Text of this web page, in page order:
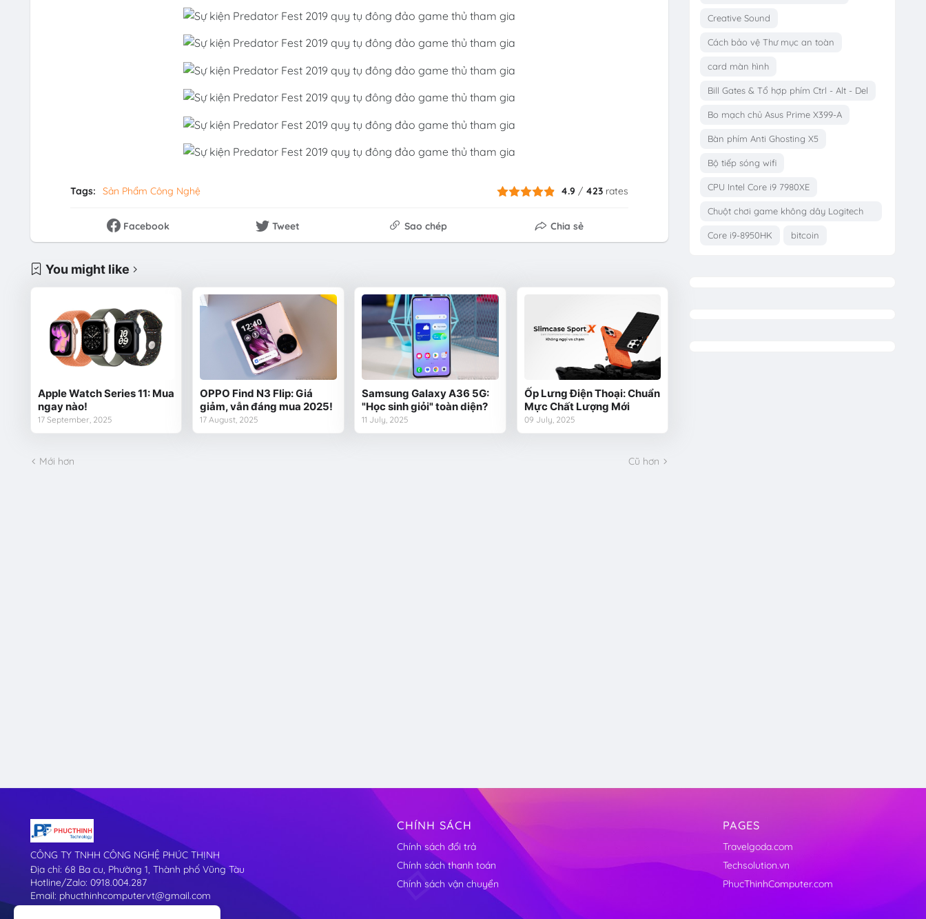
Tags: Sản Phẩm Công Nghệ 4.9 / 423 rates
Facebook Tweet Sao chép Chia sẻ
You might like
Apple Watch Series 11: Mua
ngay nào!
17 September, 2025
OPPO Find N3 Flip: Giá
giảm, vẫn đáng mua 2025!
17 August, 2025
Samsung Galaxy A36 5G:
"Học sinh giỏi" toàn diện?
11 July, 2025
Ốp Lưng Điện Thoại: Chuẩn
Mực Chất Lượng Mới
09 July, 2025
Mới hơn Cũ hơn
Creative Sound
Cách bảo vệ Thư mục an toàn
card màn hình
Bill Gates & Tổ hợp phím Ctrl - Alt - Del
Bo mạch chủ Asus Prime X399-A
Bàn phím Anti Ghosting X5
Bộ tiếp sóng wifi
CPU Intel Core i9 7980XE
Chuột chơi game không dây Logitech
G703
Core i9-8950HK bitcoin
CÔNG TY TNHH CÔNG NGHỆ PHÚC THỊNH
Địa chỉ: 68 Ba cu, Phường 1, Thành phố Vũng Tàu
Hotline/Zalo: 0918.004.287
Email: phucthinhcomputervt@gmail.com
CHÍNH SÁCH
Chính sách đổi trả
Chính sách thanh toán
Chính sách vận chuyển
PAGES
Travelgoda.com
Techsolution.vn
PhucThinhComputer.com